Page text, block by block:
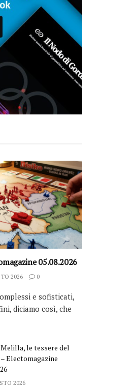
05.08.2026
2026 0
e sofisticati,
diciamo così, che
Melilla, le tessere del
Electomagazine
2026